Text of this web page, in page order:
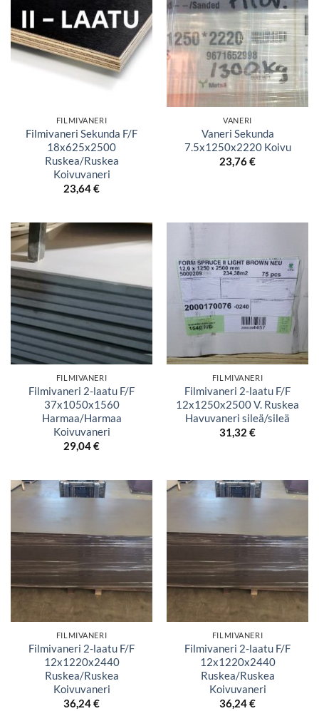
FILMIVANERI
Filmivaneri Sekunda F/F
18x625x2500
Ruskea/Ruskea
Koivuvaneri
23,64€
VANERI
Vaneri Sekunda
7.5x1250x2220 Koivu
23,76€
FILMIVANERI
Filmivaneri 2-laatu F/F
37x1050x1560
Harmaa/Harmaa
Koivuvaneri
29,04€
FILMIVANERI
Filmivaneri 2-laatu F/F
12x1250x2500 V. Ruskea
Havuvaneri sileä/sileä
31,32 €
FILMIVANERI
Filmivaneri 2-laatu F/F
12x1220x2440
Ruskea/Ruskea
Koivuvaneri
36,24€
FILMIVANERI
Filmivaneri 2-laatu F/F
12x1220x2440
Ruskea/Ruskea
Koivuvaneri
36,24€